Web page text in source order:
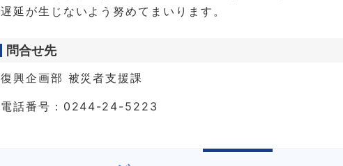
遅延が生じないよう努めてまいります。
問合せ先
復興企画部 被災者支援課
電話番号：0244-24-5223